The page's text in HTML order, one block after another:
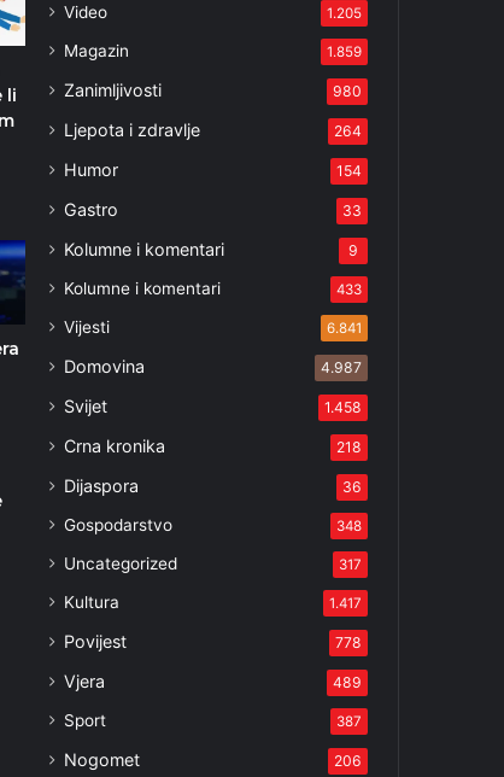
li
Video 1.205
Magazin 1.859
Zanimljivosti 980
Ljepota i zdravlje 264
Humor 154
Gastro 33
Kolumne i komentari 9
Kolumne i komentari 433
Vijesti 6.841
Domovina 4.987
Svijet 1.458
Crna kronika 218
Dijaspora 36
Gospodarstvo 348
Uncategorized 317
Kultura 1.417
Povijest 778
Vjera 489
Sport 387
Nogomet 206